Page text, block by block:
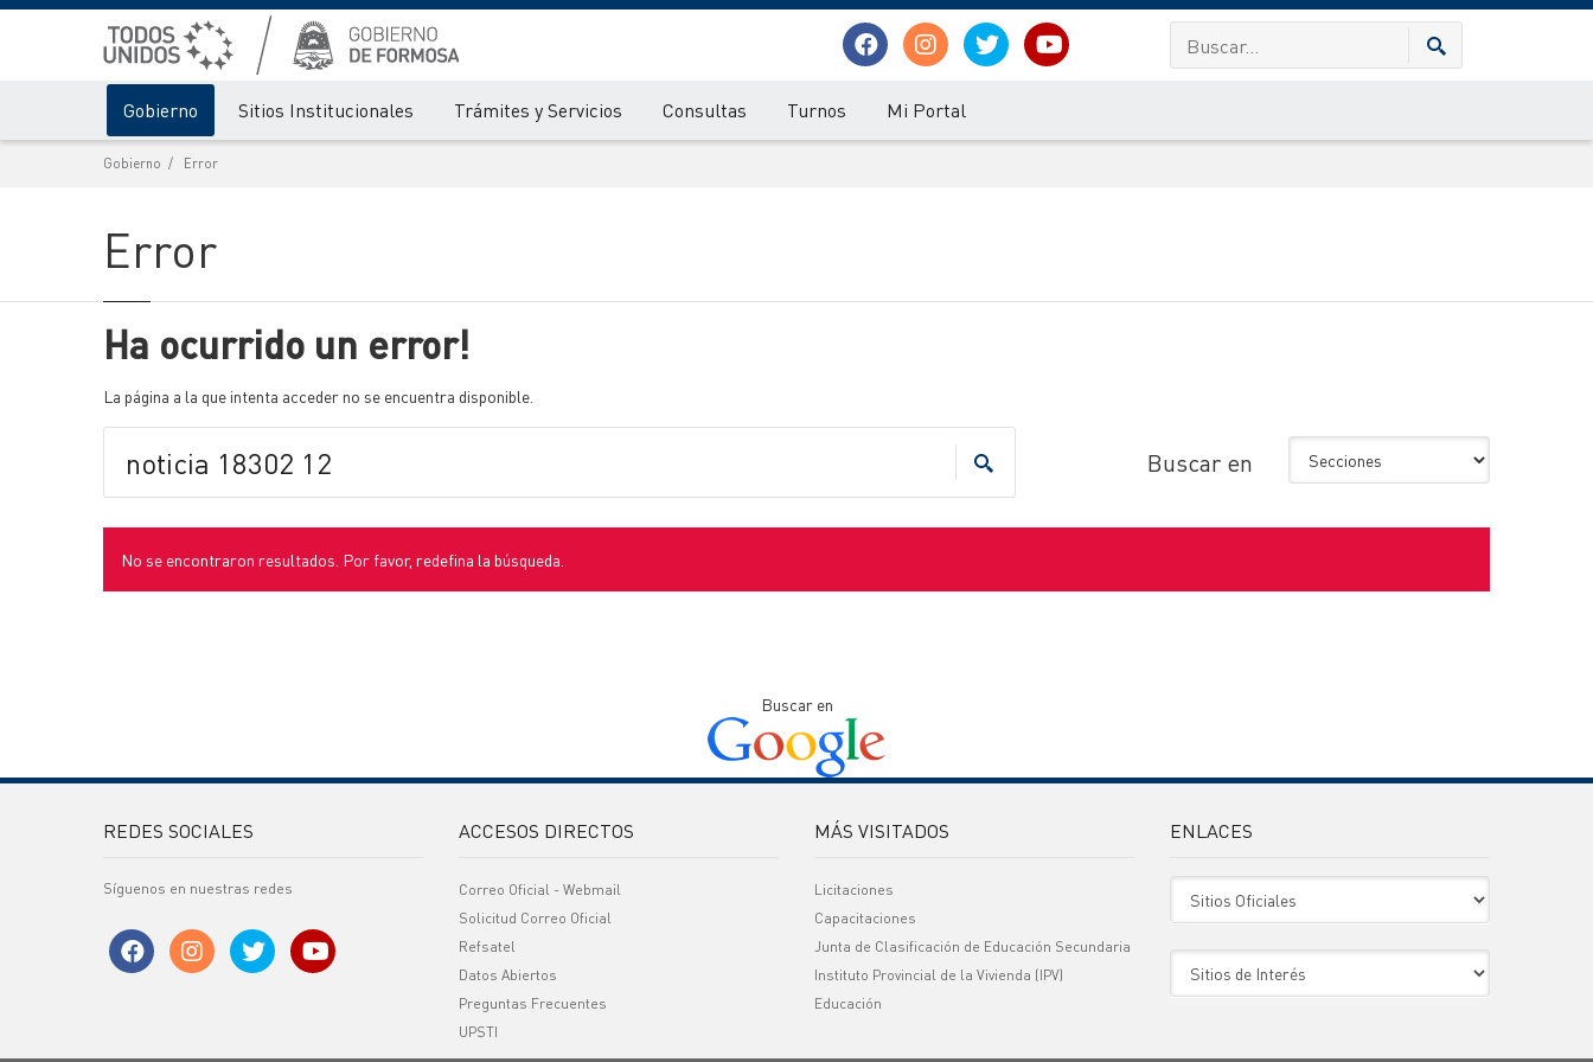
Gobierno Sitios Institucionales Trámites y Servicios Consultas Turnos Mi Portal
Gobierno Error
Error
Ha ocurrido un error!
La página a la que intenta acceder no se encuentra disponible.
Buscar en
No se encontraron resultados. Por favor, redefina la búsqueda.
Buscar en
REDES SOCIALES
Síguenos en nuestras redes
ACCESOS DIRECTOS
Correo Oficial - Webmail
Solicitud Correo Oficial
Refsatel
Datos Abiertos
Preguntas Frecuentes
UPSTI
MÁS VISITADOS
Licitaciones
Capacitaciones
Junta de Clasificación de Educación Secundaria
Instituto Provincial de la Vivienda (IPV)
Educación
ENLACES